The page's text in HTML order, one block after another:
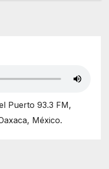
Puerto 93.3 FM,
México.